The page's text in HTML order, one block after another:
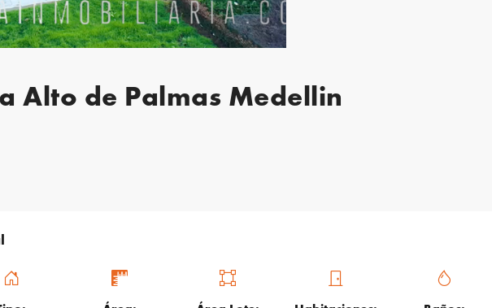
Alto de Palmas Medellin